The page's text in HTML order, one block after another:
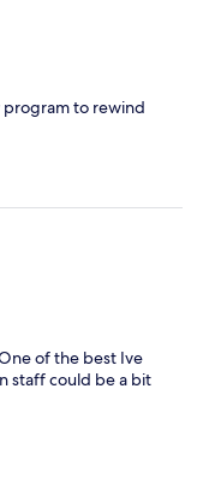
program to rewind
of the best Ive
staff could be a bit